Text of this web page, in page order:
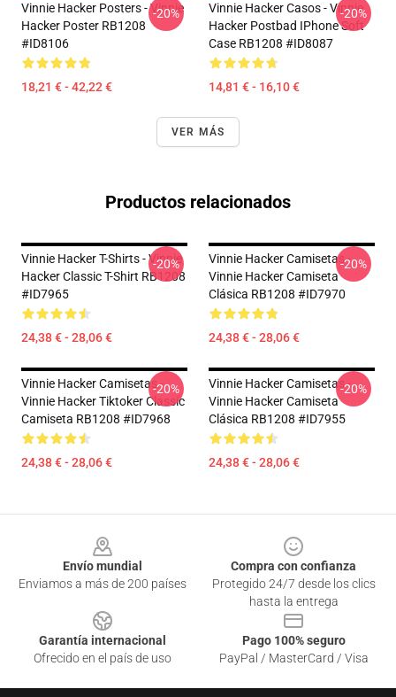
Vinnie Hacker Posters - Vinnie
Hacker Poster RB1208
#ID8106
18,21 € - 42,22 €
-20%
Vinnie Hacker Casos - Vinnie
Hacker Postbad IPhone Soft
Case RB1208 #ID8087
14,81 € - 16,10 €
-20%
VER MÁS
Productos relacionados
Vinnie Hacker T-Shirts - Vinnie
Hacker Classic T-Shirt RB1208
#ID7965
24,38 € - 28,06 €
-20%
Vinnie Hacker Camisetas -
Vinnie Hacker Camiseta
Clásica RB1208 #ID7970
24,38 € - 28,06 €
-20%
Vinnie Hacker Camisetas -
Vinnie Hacker Tiktoker Classic
Camiseta RB1208 #ID7968
24,38 € - 28,06 €
-20%
Vinnie Hacker Camisetas -
Vinnie Hacker Camiseta
Clásica RB1208 #ID7955
24,38 € - 28,06 €
-20%
Envío mundial
Enviamos a más de 200 países
Compra con confianza
Protegido 24/7 desde los clics
hasta la entrega
Garantía internacional
Ofrecido en el país de uso
Pago 100% seguro
PayPal / MasterCard / Visa